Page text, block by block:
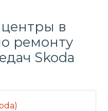
в
ремонту
Skoda